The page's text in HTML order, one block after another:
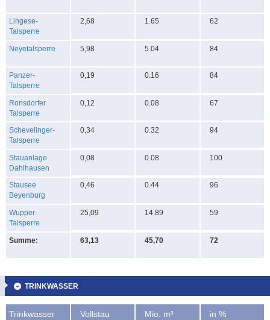
Lingese-
Talsperre
2,68 1.65 62
Neyetalsperre 5,98 5.04 84
Panzer-
Talsperre
0,19 0.16 84
Ronsdorfer
Talsperre
0,12 0.08 67
Schevelinger-
Talsperre
0,34 0.32 94
Stauanlage
Dahlhausen
0,08 0.08 100
Stausee
Beyenburg
0,46 0.44 96
Wupper-
Talsperre
25,09 14.89 59
Summe: 63,13 45,70 72
TRINKWASSER
Trinkwasser
Vollstau
Mio. m³ in %